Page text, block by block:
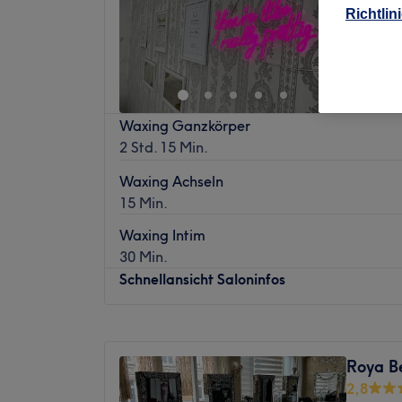
Waxing Ganzkörper
2 Std. 15 Min.
Waxing Achseln
15 Min.
Waxing Intim
30 Min.
Schnellansicht Saloninfos
Mittwoch
10:00–18:00
Donnerstag
10:00–18:00
Roya
2,8